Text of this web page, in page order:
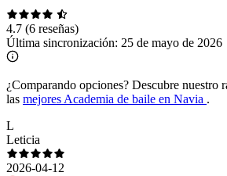
4.7 (6 reseñas)
Última sincronización: 25 de mayo de 2026
¿Comparando opciones? Descubre nuestro
las mejores Academia de baile en Navia .
L
Leticia
2026-04-12